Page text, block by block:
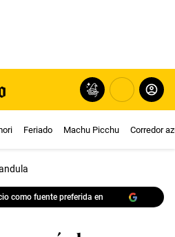
Feriado Machu Picchu Corredor
como fuente preferida en